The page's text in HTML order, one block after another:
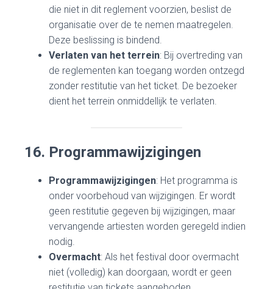
die niet in dit reglement voorzien, beslist de
organisatie over de te nemen maatregelen.
Deze beslissing is bindend.
Verlaten van het terrein: Bij overtreding van
de reglementen kan toegang worden ontzegd
zonder restitutie van het ticket. De bezoeker
dient het terrein onmiddellijk te verlaten.
16. Programmawijzigingen
Programmawijzigingen: Het programma is
onder voorbehoud van wijzigingen. Er wordt
geen restitutie gegeven bij wijzigingen, maar
vervangende artiesten worden geregeld indien
nodig.
Overmacht: Als het festival door overmacht
niet (volledig) kan doorgaan, wordt er geen